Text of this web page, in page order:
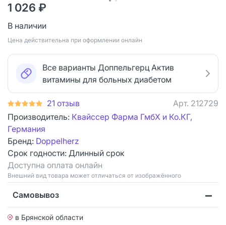
1 026 ₽
В наличии
Цена действительна при оформлении онлайн
Все варианты Доппельгерц Актив
витамины для больных диабетом
21 отзыв Арт. 212729
Производитель: Квайссер Фарма ГмбХ и Ко.КГ,
Германия
Бренд: Doppelherz
Срок годности: Длинный срок
Доступна оплата онлайн
Bнешний вид товара может отличаться от изображённого
Самовывоз
в Брянской области